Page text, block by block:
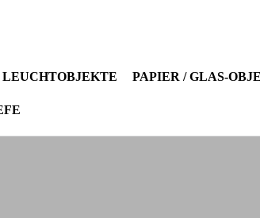
LEUCHTOBJEKTE PAPIER / GLAS-